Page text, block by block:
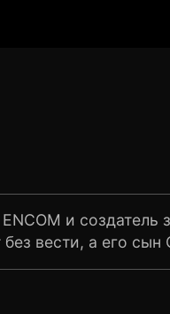
и создатель
вести, а его